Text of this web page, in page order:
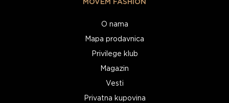
MOVEM FASHION
O nama
Mapa prodavnica
Privilege klub
Magazin
Vesti
Privatna kupovina